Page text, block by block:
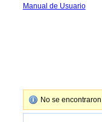
Manual de Usuario
No se